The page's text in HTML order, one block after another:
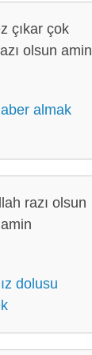
çıkar çok
olsun amin
almak
razı olsun
dolusu